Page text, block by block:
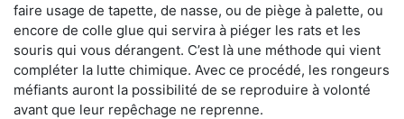
faire usage de tapette, de nasse, ou de piège à palette, ou
encore de colle glue qui servira à piéger les rats et les
souris qui vous dérangent. C’est là une méthode qui vient
compléter la lutte chimique. Avec ce procédé, les rongeurs
méfiants auront la possibilité de se reproduire à volonté
avant que leur repêchage ne reprenne.